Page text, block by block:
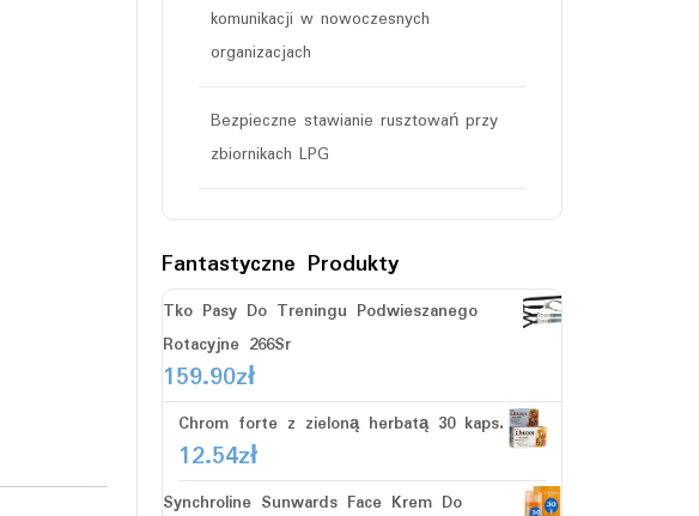
komunikacji w nowoczesnych
organizacjach
Bezpieczne stawianie rusztowań przy
zbiornikach LPG
Fantastyczne Produkty
Tko Pasy Do Treningu Podwieszanego
Rotacyjne 266Sr
159.90zł
Chrom forte z zieloną herbatą 30 kaps.
12.54zł
Synchroline Sunwards Face Krem Do